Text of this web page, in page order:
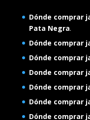
Dónde comprar
Pata Negra.
Dónde comprar
Dónde comprar
Donde comprar
Dónde comprar
Dónde comprar
Dónde comprar